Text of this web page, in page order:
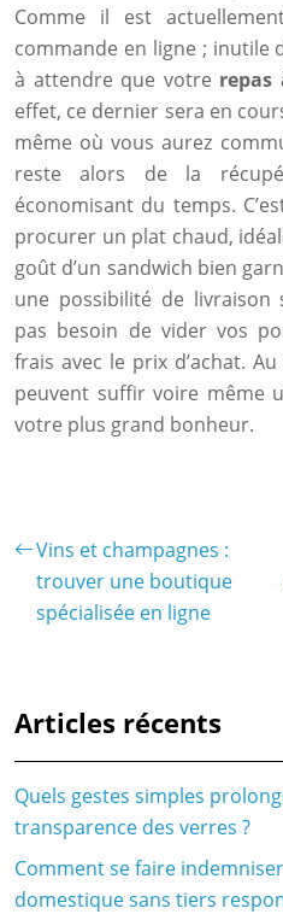
Comme il est
commande en ligne ; inutile
à attendre que votre repas
effet, ce dernier sera en
même où vous aurez
reste alors de la
économisant du temps.
procurer un plat chaud,
goût d’un sandwich bien
une possibilité de livraison
pas besoin de vider vos
frais avec le prix d’achat.
peuvent suffir voire même
votre plus grand bonheur.
Vins et champagnes :
trouver une boutique
spécialisée en ligne
Articles récents
Quels gestes simples
transparence des verres ?
Comment se faire
domestique sans tiers